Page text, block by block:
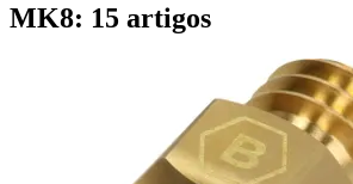
MK8: 15 artigos